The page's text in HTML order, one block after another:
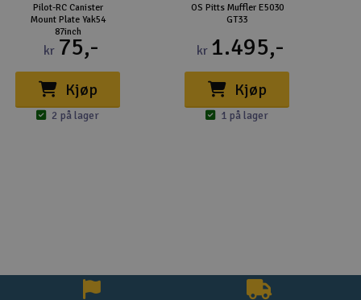
Pilot-RC Canister
Mount Plate Yak54
87inch
kr 75,-
Kjøp
2 på lager
OS Pitts Muffler E5030
GT33
kr 1.495,-
Kjøp
1 på lager